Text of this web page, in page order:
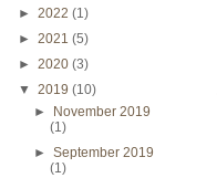
► 2022 (1)
► 2021 (5)
► 2020 (3)
▼ 2019 (10)
►
November 2019
(1)
►September 2019
(1)